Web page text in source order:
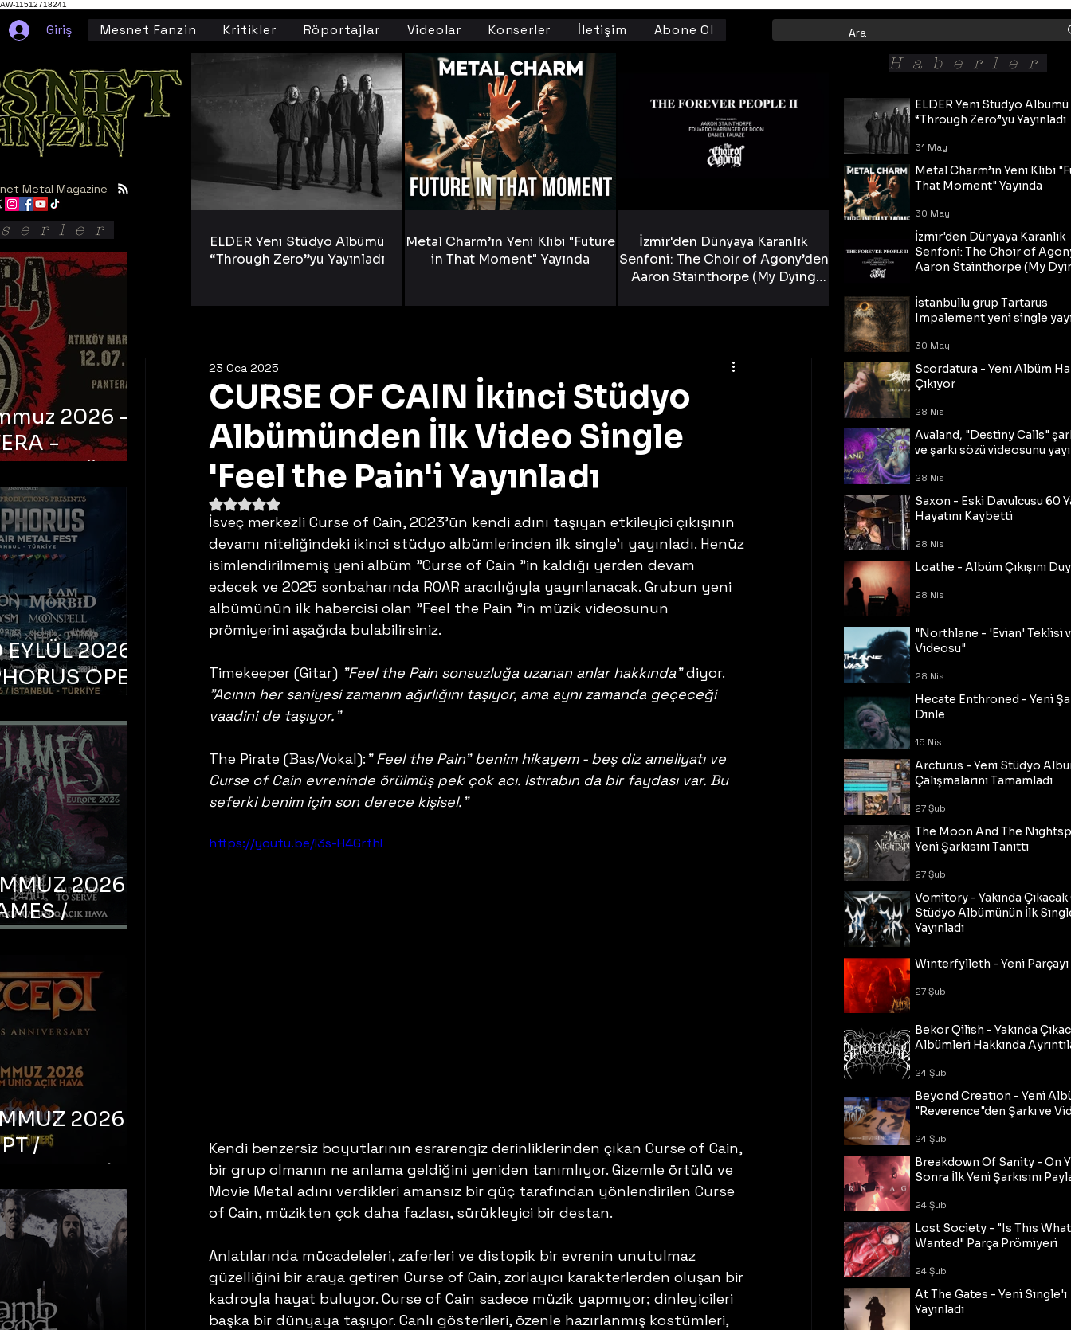
AW-11512718241
Giriş Mesnet Fanzin Kritikler Röportajlar Videolar Konserler İletişim Abone Ol
CURSE OF CAIN İkinci Stüdyo
Albümünden İlk Video Single
'Feel the Pain'i Yayınladı
23 Oca 2025
5 üzerinden NaN yıldız
İsveç merkezli Curse of Cain, 2023'ün kendi adını taşıyan etkileyici çıkışının
devamı niteliğindeki ikinci stüdyo albümlerinden ilk single'ı yayınladı. Henüz
isimlendirilmemiş yeni albüm "Curse of Cain "in kaldığı yerden devam
edecek ve 2025 sonbaharında ROAR aracılığıyla yayınlanacak. Grubun yeni
albümünün ilk habercisi olan "Feel the Pain "in müzik videosunun
prömiyerini aşağıda bulabilirsiniz.
Timekeeper (Gitar) "Feel the Pain sonsuzluğa uzanan anlar hakkında" diyor.
"Acının her saniyesi zamanın ağırlığını taşıyor, ama aynı zamanda geçeceği
vaadini de taşıyor."
The Pirate (Bas/Vokal):" Feel the Pain" benim hikayem - beş diz ameliyatı ve
Curse of Cain evreninde örülmüş pek çok acı. Istırabın da bir faydası var. Bu
seferki benim için son derece kişisel."
https://youtu.be/I3s-H4GrfhI
Kendi benzersiz boyutlarının esrarengiz derinliklerinden çıkan Curse of Cain,
bir grup olmanın ne anlama geldiğini yeniden tanımlıyor. Gizemle örtülü ve
Movie Metal adını verdikleri amansız bir güç tarafından yönlendirilen Curse
of Cain, müzikten çok daha fazlası, sürükleyici bir destan.
Anlatılarında mücadeleleri, zaferleri ve distopik bir evrenin unutulmaz
güzelliğini bir araya getiren Curse of Cain, zorlayıcı karakterlerden oluşan bir
kadroyla hayat buluyor. Curse of Cain sadece müzik yapmıyor; dinleyicileri
başka bir dünyaya taşıyor. Canlı gösterileri, özenle hazırlanmış kostümleri,
Metal Magazine
ELDER Yeni Stüdyo Albümü
“Through Zero”yu Yayınladı
Metal Charm’ın Yeni Klibi "Future
in That Moment" Yayında
İzmir'den Dünyaya Karanlık
Senfoni: The Choir of Agony’den
Aaron Stainthorpe (My Dying
2026 -
-
Ataköy
Arena
2026 –
OPEN
FEST
2026 –
/
DEATH /
– İstanbul,
Uniq
2026 –
/
/
‘N’
– İstanbul,
Uniq
ELDER Yeni Stüdyo Albümü
“Through Zero”yu Yayınladı
31 May
Metal Charm’ın Yeni Klibi
That Moment" Yayında
30 May
İzmir'den Dünyaya Karanlık
Senfoni: The Choir of
Aaron Stainthorpe (My
Tekli!
30 May
İstanbullu grup Tartarus
Impalement yeni single
30 May
Scordatura - Yeni Albüm
Çıkıyor
28 Nis
Avaland, "Destiny Calls"
ve şarkı sözü videosunu
28 Nis
Saxon - Eski Davulcusu 60
Hayatını Kaybetti
28 Nis
Loathe - Albüm Çıkışını
28 Nis
"Northlane - 'Evian' Teklisi
Videosu"
28 Nis
Hecate Enthroned - Yeni
Dinle
15 Nis
Arcturus - Yeni Stüdyo
Çalışmalarını Tamamladı
27 Şub
The Moon And The
Yeni Şarkısını Tanıttı
27 Şub
Vomitory - Yakında
Stüdyo Albümünün İlk
Yayınladı
Winterfylleth - Yeni Parçayı
27 Şub
Bekor Qilish - Yakında
Albümleri Hakkında
24 Şub
Beyond Creation - Yeni
"Reverence"den Şarkı ve
24 Şub
Breakdown Of Sanity - On
Sonra İlk Yeni Şarkısını
24 Şub
Lost Society - "Is This
Wanted" Parça Prömiyeri
24 Şub
At The Gates - Yeni Single'ı
Yayınladı
Haberler